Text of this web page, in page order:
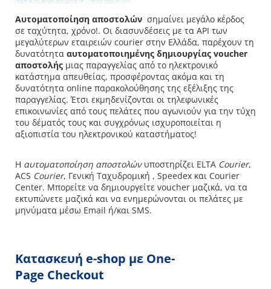
Αυτοματοποίηση αποστολών σημαίνει μεγάλο κέρδος
σε ταχύτητα, χρόνο!. Οι διασυνδέσεις με τα API των
μεγαλύτερων εταιρειών courier στην Ελλάδα, παρέχουν τη
δυνατότητααυτοματοποιημένης δημιουργίας voucher
αποστολήςμιας παραγγελίας από το ηλεκτρονικό
κατάστημα απευθείας, προσφέροντας ακόμα και τη
δυνατότητα online παρακολούθησης της εξέλιξης της
παραγγελίας. Έτσι εκμηδενίζονται οι τηλεφωνικές
επικοινωνίες από τους πελάτες που αγωνιούν για την τύχη
του δέματός τους και συγχρόνως ισχυροποιείται η
αξιοπιστία του ηλεκτρονικού καταστήματος!
Η αυτοματοποίηση αποστολώνυποστηρίζει ELTA Courier,
ACS Courier, Γενική Ταχυδρομική , Speedex και Courier
Center. Μπορείτε να δημιουργείτε voucher μαζικά, να τα
εκτυπώνετε μαζικά και να ενημερώνονται οι πελάτες με
μηνύματα μέσω Email ή/και SMS.
Κατασκευή e-shop με One-
Page Checkout